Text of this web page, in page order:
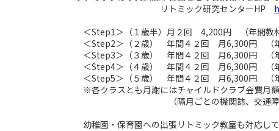
リトミック研究センターHP
＜Step1＞（１歳半）月２回 4,200円 （年間教材
＜Step2＞（２歳） 年間４２回 月6,300円 （年
＜Step3＞（３歳） 年間４２回 月6,300円 （年
＜Step4＞（４歳） 年間４２回 月6,300円 （年
＜Step5＞（５歳） 年間４２回 月6,300円 （年
※各クラスとも月謝にはチャイルドクラブ会費月額
（隔月ごとの機関誌、交通障害お
幼稚園・保育園への出張リトミック教室も対応して